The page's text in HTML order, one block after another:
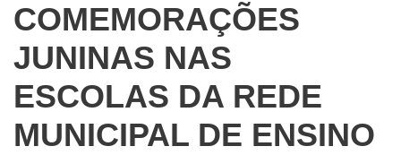
COMEMORAÇÕES
JUNINAS NAS
ESCOLAS DA REDE
MUNICIPAL DE ENSINO